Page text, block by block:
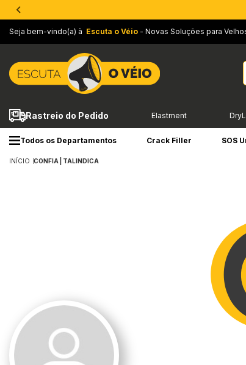
Seja bem-vindo(a) à Escuta o Véio - Novas Soluções para
Rastreio do Pedido Elastment
Todos os Departamentos Crack Filler SOS
INÍCIO CONFIA | TALINDICA